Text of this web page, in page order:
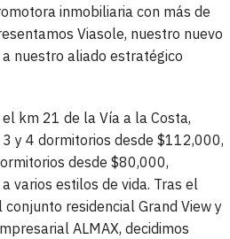
inmobiliaria con más de
Viasole, nuestro nuevo
nuestro aliado estratégico
km 21 de la Vía a la Costa,
y 4 dormitorios desde $112,000,
desde $80,000,
varios estilos de vida. Tras el
residencial Grand View y
ALMAX, decidimos